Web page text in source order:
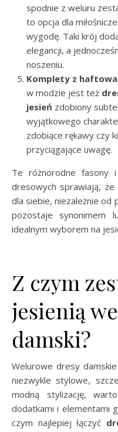
spodnie z weluru
to opcja dla
wygodę. Taki krój
elegancji, a
noszeniu.
Komplety z
w modzie jest też
jesień zdobiony
wyjątkowego
zdobiące rękawy czy
przyciągające uwagę.
Te różnorodne fasony
dresowych sprawiają,
dla siebie, niezależnie od
pozostaje synonimem
idealnym wyborem na
Z czym
jesienią
damski?
Welurowe dresy
niezwykle stylowe,
modną stylizację,
dodatkami i elementami
czym najlepiej łączyć